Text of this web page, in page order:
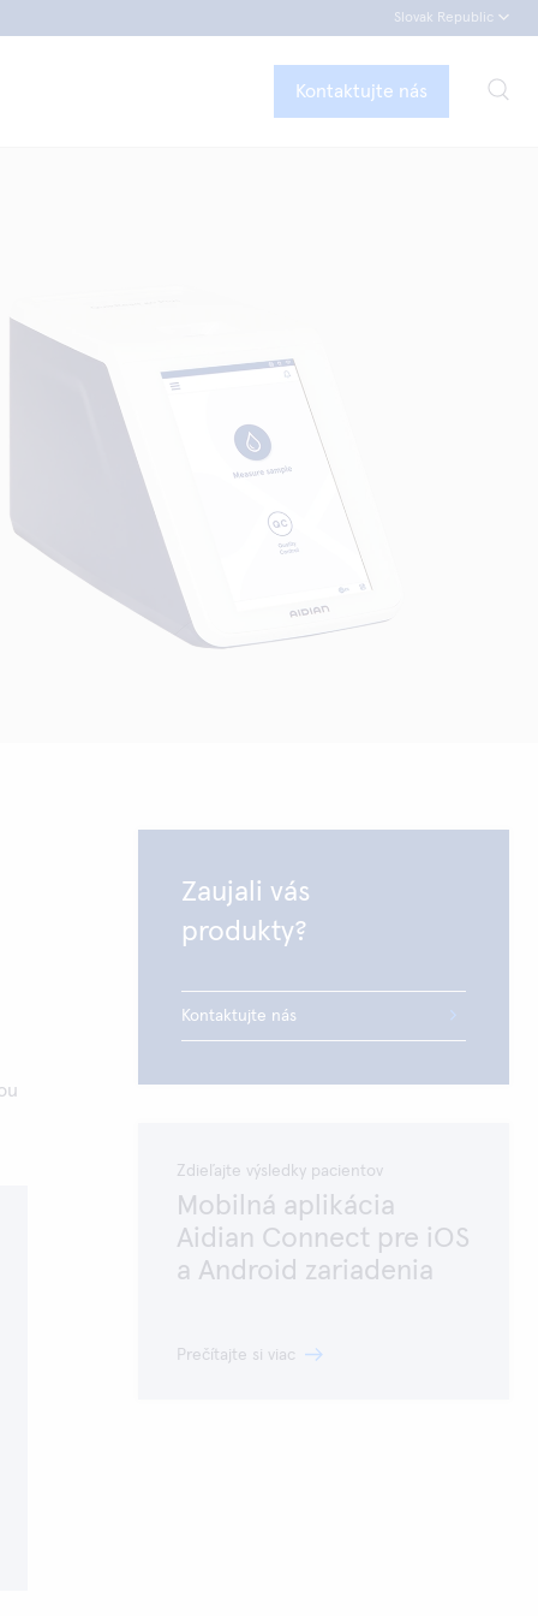
Slovak Republic
Kontaktujte nás
Zaujali vás
produkty?
Kontaktujte nás
Zdieľajte výsledky pacientov
Mobilná aplikácia
Aidian Connect pre iOS
a Android zariadenia
Prečítajte si viac